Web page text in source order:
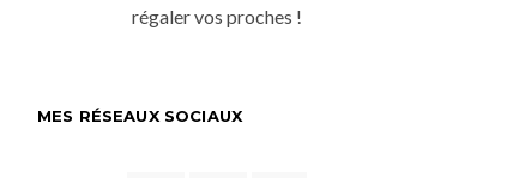
régaler vos proches !
MES RÉSEAUX SOCIAUX